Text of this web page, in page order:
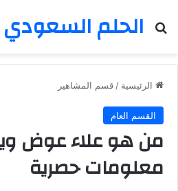
الحلم السعودي
بحث عن
الرئيسية / قسم المشاهير
القسم العام
من هو علاء عوض
معلومات حصرية